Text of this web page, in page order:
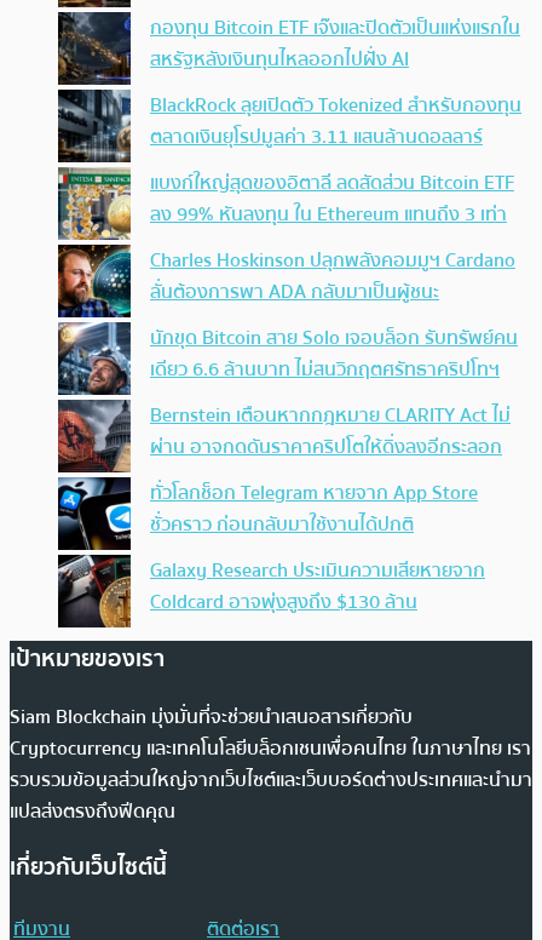
กองทุน Bitcoin ETF เจ๊งและปิดตัวเป็นแห่งแรกใน
สหรัฐหลังเงินทุนไหลออกไปฝั่ง AI
BlackRock ลุยเปิดตัว Tokenized สำหรับกองทุน
ตลาดเงินยุโรปมูลค่า 3.11 แสนล้านดอลลาร์
แบงก์ใหญ่สุดของอิตาลี ลดสัดส่วน Bitcoin ETF
ลง 99% หันลงทุน ใน Ethereum แทนถึง 3 เท่า
Charles Hoskinson ปลุกพลังคอมมูฯ Cardano
ลั่นต้องการพา ADA กลับมาเป็นผู้ชนะ
นักขุด Bitcoin สาย Solo เจอบล็อก รับทรัพย์คน
เดียว 6.6 ล้านบาท ไม่สนวิกฤตศรัทธาคริปโทฯ
Bernstein เตือนหากกฎหมาย CLARITY Act ไม่
ผ่าน อาจกดดันราคาคริปโตให้ดิ่งลงอีกระลอก
ทั่วโลกช็อก Telegram หายจาก App Store
ชั่วคราว ก่อนกลับมาใช้งานได้ปกติ
Galaxy Research ประเมินความเสียหายจาก
Coldcard อาจพุ่งสูงถึง $130 ล้าน
เป้าหมายของเรา
Siam Blockchain มุ่งมั่นที่จะช่วยนำเสนอสารเกี่ยวกับ
Cryptocurrency และเทคโนโลยีบล็อกเชนเพื่อคนไทย ในภาษาไทย เรา
รวบรวมข้อมูลส่วนใหญ่จากเว็บไซต์และเว็บบอร์ดต่างประเทศและนำมา
แปลส่งตรงถึงฟีดคุณ
เกี่ยวกับเว็บไซต์นี้
ทีมงาน
ติดต่อเรา